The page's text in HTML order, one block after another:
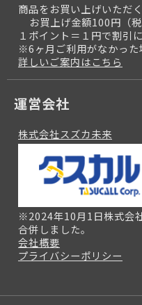
商品をお買い上げいただ
お買上げ金額100円（
１ポイント＝１円で割引
※6ヶ月ご利用がなかった
詳しいご案内はこちら
運営会社
株式会社スズカ未来
※2024年10月1日株式会
合併しました。
会社概要
プライバシーポリシー